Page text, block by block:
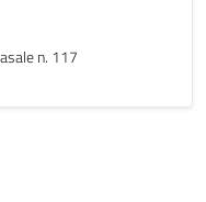
n. 117